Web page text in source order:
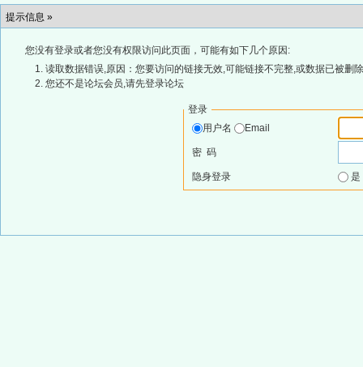
提示信息 »
您没有登录或者您没有权限访问此页面，可能有如下几个原因:
读取数据错误,原因：您要访问的链接无效,可能链接不完整,或数据已被删
您还不是论坛会员,请先登录论坛
登录
用户名
Email
密 码
隐身登录